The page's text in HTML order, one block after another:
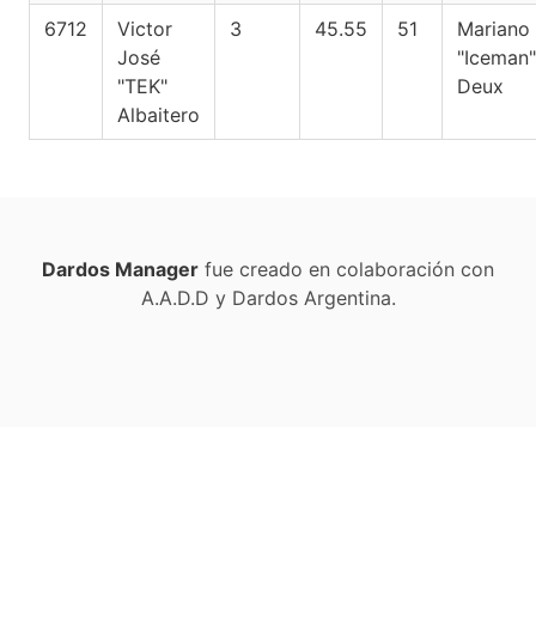
6712
Victor
José
"TEK"
Albaitero
3 45.55 51
Mariano
"Iceman"
Deux
Dardos Manager fue creado en colaboración con
A.A.D.D y Dardos Argentina.